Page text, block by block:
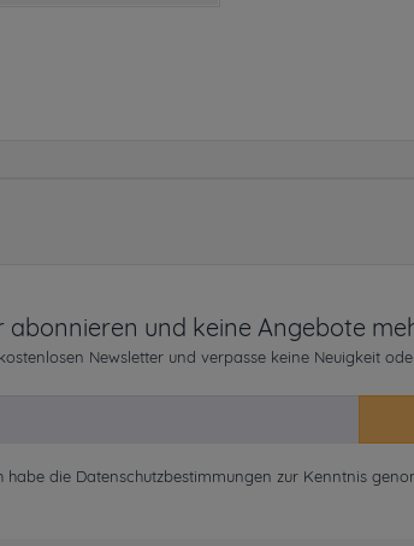
abonnieren und keine Angebote
Newsletter und verpasse keine Neuigkeit
habe die Datenschutzbestimmungen zur Kenntnis